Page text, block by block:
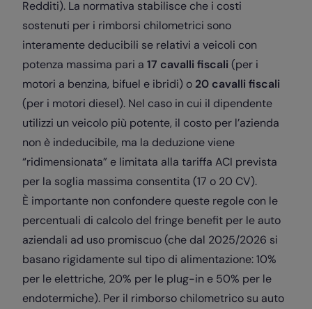
Redditi). La normativa stabilisce che i costi
sostenuti per i rimborsi chilometrici sono
interamente deducibili se relativi a veicoli con
potenza massima pari a 17 cavalli fiscali (per i
motori a benzina, bifuel e ibridi) o 20 cavalli fiscali
(per i motori diesel). Nel caso in cui il dipendente
utilizzi un veicolo più potente, il costo per l’azienda
non è indeducibile, ma la deduzione viene
“ridimensionata” e limitata alla tariffa ACI prevista
per la soglia massima consentita (17 o 20 CV).
È importante non confondere queste regole con le
percentuali di calcolo del fringe benefit per le auto
aziendali ad uso promiscuo (che dal 2025/2026 si
basano rigidamente sul tipo di alimentazione: 10%
per le elettriche, 20% per le plug-in e 50% per le
endotermiche). Per il rimborso chilometrico su auto